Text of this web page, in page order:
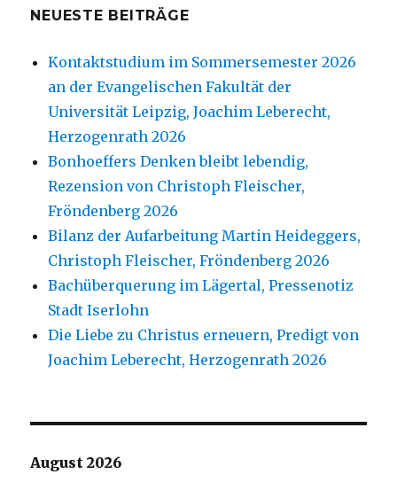
NEUESTE BEITRÄGE
Kontaktstudium im Sommersemester 2026
an der Evangelischen Fakultät der
Universität Leipzig, Joachim Leberecht,
Herzogenrath 2026
Bonhoeffers Denken bleibt lebendig,
Rezension von Christoph Fleischer,
Fröndenberg 2026
Bilanz der Aufarbeitung Martin Heideggers,
Christoph Fleischer, Fröndenberg 2026
Bachüberquerung im Lägertal, Pressenotiz
Stadt Iserlohn
Die Liebe zu Christus erneuern, Predigt von
Joachim Leberecht, Herzogenrath 2026
August 2026